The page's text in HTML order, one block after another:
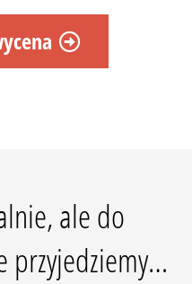
ale do
przyjedziemy…